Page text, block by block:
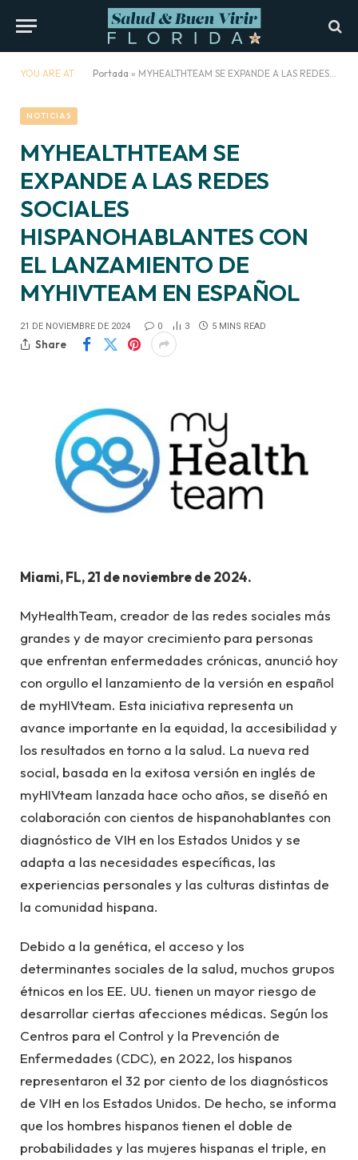
YOU ARE AT: Portada » MYHEALTHTEAM SE EXPANDE A LAS REDES SOCIALES HISPANOHABLANTES CON EL LANZAMIENTO DE MYHIVTEAM EN ESPAÑOL
NOTICIAS
MYHEALTHTEAM SE
EXPANDE A LAS REDES
SOCIALES
HISPANOHABLANTES CON
EL LANZAMIENTO DE
MYHIVTEAM EN ESPAÑOL
21 DE NOVIEMBRE DE 2024 0 3 5 MINS READ
Share
Miami, FL, 21 de noviembre de 2024.
MyHealthTeam, creador de las redes sociales más
grandes y de mayor crecimiento para personas
que enfrentan enfermedades crónicas, anunció hoy
con orgullo el lanzamiento de la versión en español
de myHIVteam. Esta iniciativa representa un
avance importante en la equidad, la accesibilidad y
los resultados en torno a la salud. La nueva red
social, basada en la exitosa versión en inglés de
myHIVteam lanzada hace ocho años, se diseñó en
colaboración con cientos de hispanohablantes con
diagnóstico de VIH en los Estados Unidos y se
adapta a las necesidades específicas, las
experiencias personales y las culturas distintas de
la comunidad hispana.
Debido a la genética, el acceso y los
determinantes sociales de la salud, muchos grupos
étnicos en los EE. UU. tienen un mayor riesgo de
desarrollar ciertas afecciones médicas. Según los
Centros para el Control y la Prevención de
Enfermedades (CDC), en 2022, los hispanos
representaron el 32 por ciento de los diagnósticos
de VIH en los Estados Unidos. De hecho, se informa
que los hombres hispanos tienen el doble de
probabilidades y las mujeres hispanas el triple, en